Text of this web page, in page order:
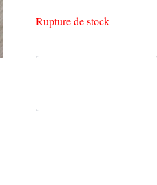
Rupture de stock